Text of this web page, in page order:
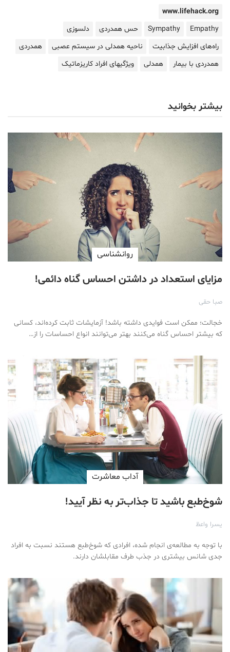
www.lifehack.org
Empathy
Sympathy حس همدردی
دلسوزی
راه‌های افزایش جذابیت
ناحیه همدلی در سیستم عصبی
همدردی
همدردی با بیمار
همدلی ویژگیهای افراد کاریزماتیک
بیشتر بخوانید
روانشناسی
مزایای استعداد در داشتن احساس گناه دائمی!
صبا حقی
خجالت؛ ممکن است فوایدی داشته باشد! آزمایشات ثابت کرده‌اند، کسانی
که بیشتر احساس گناه می‌کنند بهتر می‌توانند انواع احساسات را از…
آداب معاشرت
شوخ‌طبع‌ باشید تا جذاب‌تر به نظر آیید!
یسرا واعظ
با توجه به مطالعه‌ی انجام شده، افرادی که شوخ‌طبع هستند نسبت به افراد
جدی شانس بیشتری در جذب طرف مقابلشان دارند.